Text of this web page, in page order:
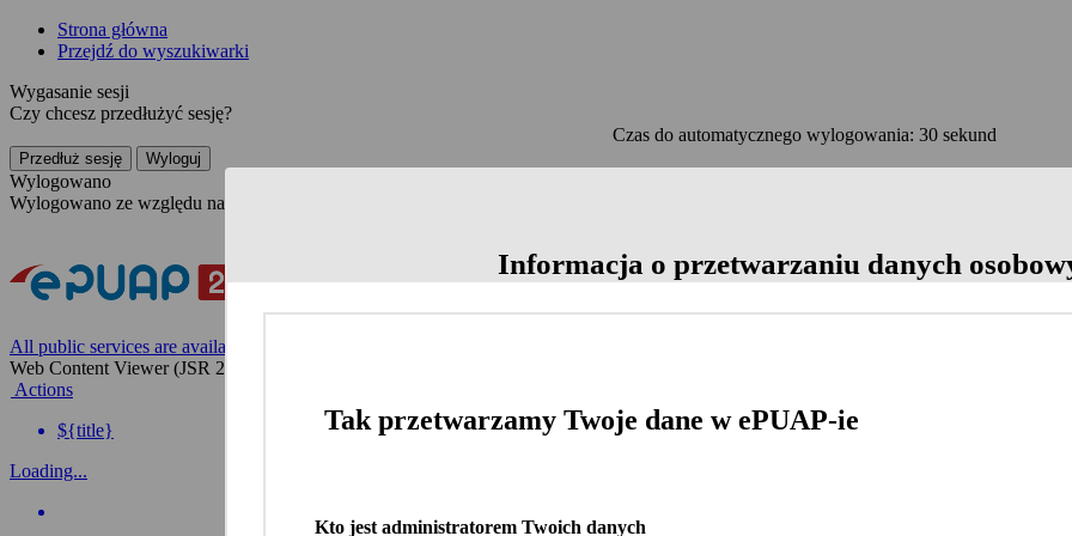
Strona główna
Przejdź do wyszukiwarki
Wygasanie sesji
Czy chcesz przedłużyć sesję?
Czas do automatycznego wylogowania: 30 sekund
Przedłuż sesję Wyloguj
Wylogowano
Wylogowano ze względu na nieaktywność
All public services are available on the Polish website
Informacja o przetwarzaniu danych
Tak przetwarzamy Twoje dane w ePUAP-ie
Kto jest administratorem Twoich danych
Web Content Viewer (JSR 286)
Actions
${title}
Loading...